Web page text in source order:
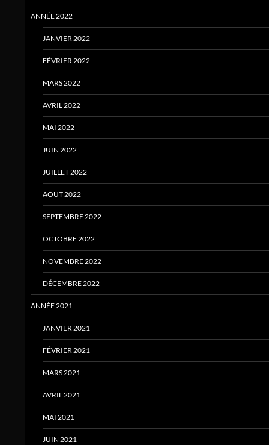
ANNÉE 2022
JANVIER 2022
FÉVRIER 2022
MARS 2022
AVRIL 2022
MAI 2022
JUIN 2022
JUILLET 2022
AOÛT 2022
SEPTEMBRE 2022
OCTOBRE 2022
NOVEMBRE 2022
DÉCEMBRE 2022
ANNÉE 2021
JANVIER 2021
FÉVRIER 2021
MARS 2021
AVRIL 2021
MAI 2021
JUIN 2021